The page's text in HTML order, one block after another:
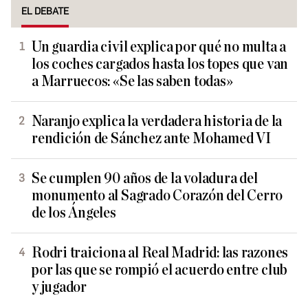
EL DEBATE
Un guardia civil explica por qué no multa a
los coches cargados hasta los topes que van
a Marruecos: «Se las saben todas»
Naranjo explica la verdadera historia de la
rendición de Sánchez ante Mohamed VI
Se cumplen 90 años de la voladura del
monumento al Sagrado Corazón del Cerro
de los Ángeles
Rodri traiciona al Real Madrid: las razones
por las que se rompió el acuerdo entre club
y jugador